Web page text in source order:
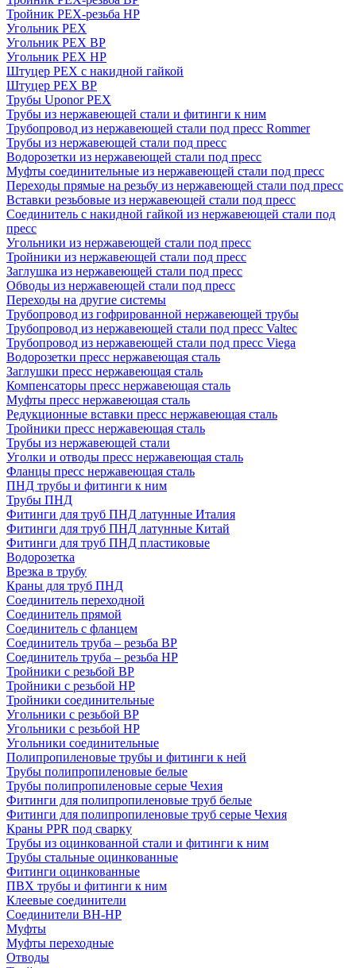
Тройник PEX-резьба НР
Угольник PEX
Угольник PEX ВР
Угольник PEX НР
Штуцер PEX c накидной гайкой
Штуцер PEX ВР
Трубы Uponor PEX
Трубы из нержавеющей стали и фитинги к ним
Трубопровод из нержавеющей стали под пресс Rommer
Трубы из нержавеющей стали под пресс
Водорозетки из нержавеющей стали под пресс
Муфты соединительные из нержавеющей стали под пресс
Переходы прямые на резьбу из нержавеющей стали под пресс
Вставки резьбовые из нержавеющей стали под пресс
Соединитель с накидной гайкой из нержавеющей стали под
пресс
Угольники из нержавеющей стали под пресс
Тройники из нержавеющей стали под пресс
Заглушка из нержавеющей стали под пресс
Обводы из нержавеющей стали под пресс
Переходы на другие системы
Трубопровод из гофрированной нержавеющей трубы
Трубопровод из нержавеющей стали под пресс Valtec
Трубопровод из нержавеющей стали под пресс Viega
Водорозетки пресс нержавеющая сталь
Заглушки пресс нержавеющая сталь
Компенсаторы пресс нержавеющая сталь
Муфты пресс нержавеющая сталь
Редукционные вставки пресс нержавеющая сталь
Тройники пресс нержавеющая сталь
Трубы из нержавеющей стали
Уголки и отводы пресс нержавеющая сталь
Фланцы пресс нержавеющая сталь
ПНД трубы и фитинги к ним
Трубы ПНД
Фитинги для труб ПНД латунные Италия
Фитинги для труб ПНД латунные Китай
Фитинги для труб ПНД пластиковые
Водорозетка
Врезка в трубу
Краны для труб ПНД
Соединитель переходной
Соединитель прямой
Соединитель с фланцем
Соединитель труба – резьба ВР
Соединитель труба – резьба НР
Тройники с резьбой ВР
Тройники с резьбой НР
Тройники соединительные
Угольники с резьбой ВР
Угольники с резьбой НР
Угольники соединительные
Полипропиленовые трубы и фитинги к ней
Трубы полипропиленовые белые
Трубы полипропиленовые серые Чехия
Фитинги для полипропиленовые труб белые
Фитинги для полипропиленовые труб серые Чехия
Краны PPR под сварку
Трубы из оцинкованной стали и фитинги к ним
Трубы стальные оцинкованные
Фитинги оцинкованные
ПВХ трубы и фитинги к ним
Клеевые соединители
Соединители ВН-НР
Муфты
Муфты переходные
Отводы